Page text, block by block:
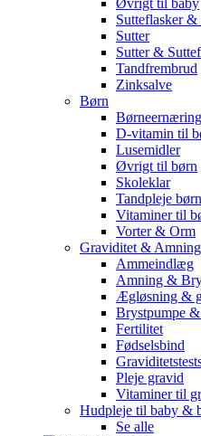
Øvrigt til baby
Sutteflasker
Sutter
Sutter &
Tandfrembrud
Zinksalve
Børn
Børneernæring
D-vitamin til
Lusemidler
Øvrigt til børn
Skoleklar
Tandpleje børn
Vitaminer til
Vorter & Orm
Graviditet & Amning
Ammeindlæg
Amning &
Ægløsning &
Brystpumpe
Fertilitet
Fødselsbind
Pleje gravid
Vitaminer til
Hudpleje til baby &
Se alle